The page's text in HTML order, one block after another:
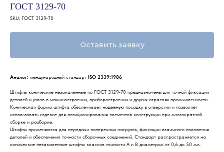
ГОСТ 3129-70
SKU: ГОСТ 3129-70
Оставить заявку
Аналог: международный стандарт ISO 2339:1986
Штифты конические незакаленные по ГОСТ 3129-70 предназначены для точной фиксации
деталей и узлов в машиностроении, приборостроении и других отраслях промышленности.
Коническая форма штифта обеспечивает надежную посадку в отверстии и позволяет
использовать изделие для позиционирования элементов конструкции при многократной
сборке и разборке.
Штифты применяются для передачи поперечных нагрузок, фиксации взаимного положения
деталей и обеспечения точности сборочных соединений. Стандарт распространяется на
конические незакаленные штифты классов точности А и В диаметром от 0,6 до 50 мм.